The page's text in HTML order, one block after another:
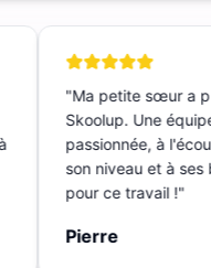
Ma petite sœur a
Skoolup. Une
passionnée, à
son niveau et à ses
pour ce travail ! "
Pierre